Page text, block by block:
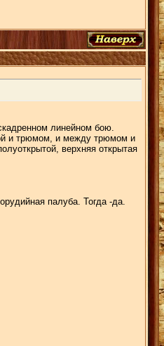
линейном бою.
и трюмом, и между трюмом и
верхняя открытая
палуба. Тогда -да.